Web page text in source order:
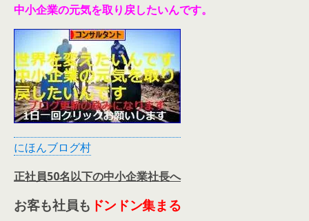
中小企業の元気を取り戻したいんです。
にほんブログ村
正社員50名以下の中小企業社長へ
お客も社員も ドンドン集まる